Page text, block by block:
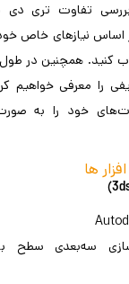
تفاوت تری
اساس نیازهای خاص
۲۰۲6 انتخاب کنید. همچنین
را معرفی خواهیم
خود را به
ها
سه‌بعدی سطح